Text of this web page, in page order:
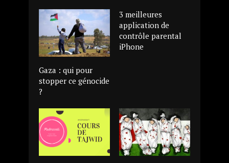
Gaza : qui pour
stopper ce génocide
?
3 meilleures
application de
contrôle parental
iPhone